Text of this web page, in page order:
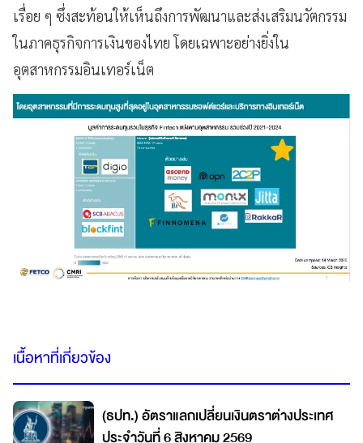
เรื่อย ๆ ซึ่งสะท้อนให้เห็นถึงการพัฒนาและส่งเสริมนวัตกรรม
ในภาคธุรกิจการเงินของไทย โดยเฉพาะอย่างยิ่งใน
อุตสาหกรรมอินเทอร์เน็ต
เนื้อหาที่เกี่ยวข้อง
(ธปท.) อัตราแลกเปลี่ยนเงินตราต่างประเทศ
ประจำวันที่ 6 สิงหาคม 2569